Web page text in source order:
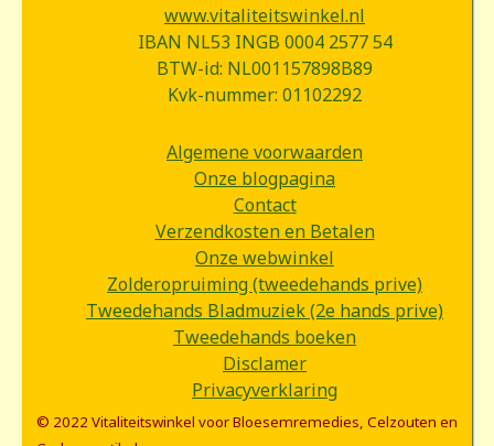
www.vitaliteitswinkel.nl
IBAN NL53 INGB 0004 2577 54
BTW-id: NL001157898B89
Kvk-nummer: 01102292
Algemene voorwaarden
Onze blogpagina
Contact
Verzendkosten en Betalen
Onze webwinkel
Zolderopruiming (tweedehands prive)
Tweedehands Bladmuziek (2e hands prive)
Tweedehands boeken
Disclamer
Privacyverklaring
© 2022 Vitaliteitswinkel voor Bloesemremedies, Celzouten en